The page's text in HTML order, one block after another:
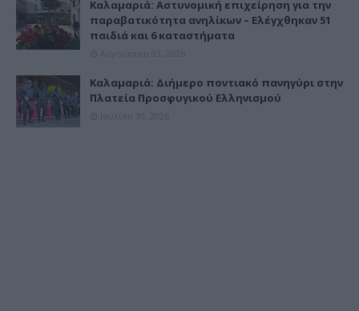
Καλαμαριά: Αστυνομική επιχείρηση για την
παραβατικότητα ανηλίκων – Ελέγχθηκαν 51
παιδιά και 6 καταστήματα
Καλαμαριά: Διήμερο ποντιακό πανηγύρι στην
Πλατεία Προσφυγικού Ελληνισμού